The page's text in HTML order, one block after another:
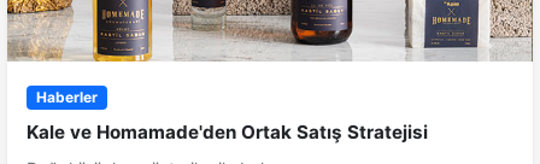
Haberler
Kale ve Homamade'den Ortak Satış Stratejisi